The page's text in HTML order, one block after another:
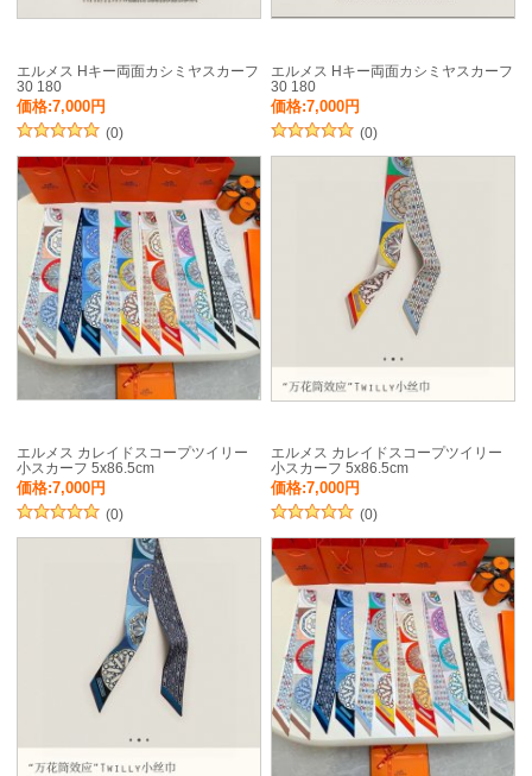
エルメス Hキー両面カシミヤスカーフ
30 180
価格:7,000円
(0)
エルメス Hキー両面カシミヤスカーフ
30 180
価格:7,000円
(0)
エルメス カレイドスコープツイリー
小スカーフ 5x86.5cm
価格:7,000円
(0)
エルメス カレイドスコープツイリー
小スカーフ 5x86.5cm
価格:7,000円
(0)